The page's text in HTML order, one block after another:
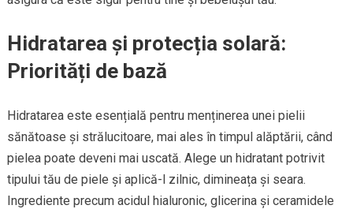
Hidratarea și protecția solară:
Priorități de bază
Hidratarea este esențială pentru menținerea unei pielii
sănătoase și strălucitoare, mai ales în timpul alăptării, când
pielea poate deveni mai uscată. Alege un hidratant potrivit
tipului tău de piele și aplică-l zilnic, dimineața și seara.
Ingrediente precum acidul hialuronic, glicerina și ceramidele